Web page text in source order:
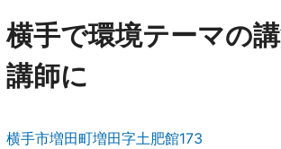
横手で環境テーマの
講師に
横手市増田町増田字土肥館173